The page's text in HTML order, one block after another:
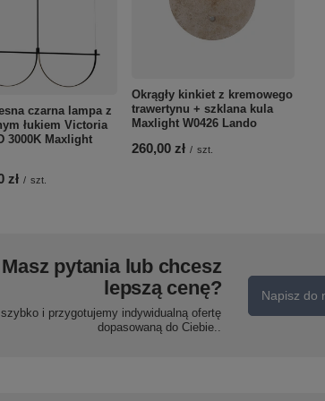
czarna lampa z
łukiem Victoria
3000K Maxlight
zł / szt.
Okrągły kinkiet z kremowego
trawertynu + szklana kula
Maxlight W0426 Lando
260,00 zł / szt.
pytania lub chcesz
lepszą cenę?
i przygotujemy indywidualną ofertę
dopasowaną do Ciebie..
Napisz do